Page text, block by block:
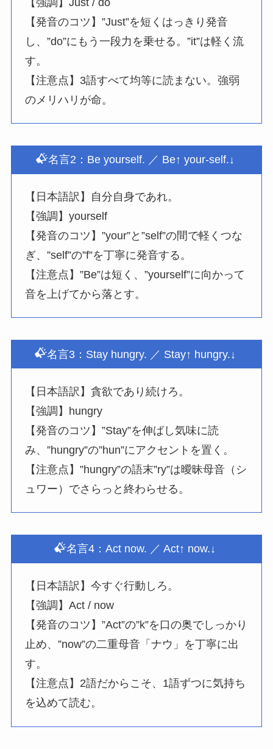
【発音のコツ】”Just”を短くはっきり発音
し、”do”にもう一段力を乗せる。”it”は軽く流
す。
【注意点】3語すべて均等に読まない。強弱
のメリハリが命。
名言2：Be yourself. ／ Be↑ your-self.↓
【日本語訳】自分自身であれ。
【強調】yourself
【発音のコツ】”your”と”self”の間で軽くつな
ぎ、”self”の”f”を丁寧に発音する。
【注意点】”Be”は短く、”yourself”に向かって
音を上げてから落とす。
名言3：Stay hungry. ／ Stay↑ hungry.↓
【日本語訳】貪欲であり続けろ。
【強調】hungry
【発音のコツ】”Stay”を伸ばし気味に読
み、”hungry”の”hun”にアクセントを置く。
【注意点】”hungry”の語末”ry”は曖昧母音（シ
ュワー）でさらっと終わらせる。
名言4：Act now. ／ Act↑ now.↓
【日本語訳】今すぐ行動しろ。
【強調】Act / now
【発音のコツ】”Act”の”k”を口の奥でしっかり
止め、”now”の二重母音「ナウ」を丁寧に出
す。
【注意点】2語だからこそ、1語ずつに気持ち
を込めて読む。